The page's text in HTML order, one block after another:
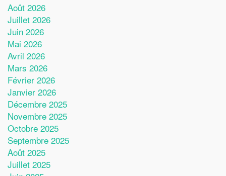
Août 2026
Juillet 2026
Juin 2026
Mai 2026
Avril 2026
Mars 2026
Février 2026
Janvier 2026
Décembre 2025
Novembre 2025
Octobre 2025
Septembre 2025
Août 2025
Juillet 2025